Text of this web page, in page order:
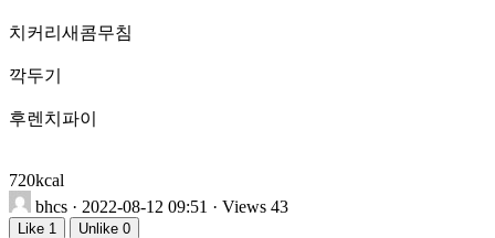
치커리새콤무침
깍두기
후렌치파이
720kcal
bhcs · 2022-08-12 09:51 · Views 43
Like 1 Unlike 0